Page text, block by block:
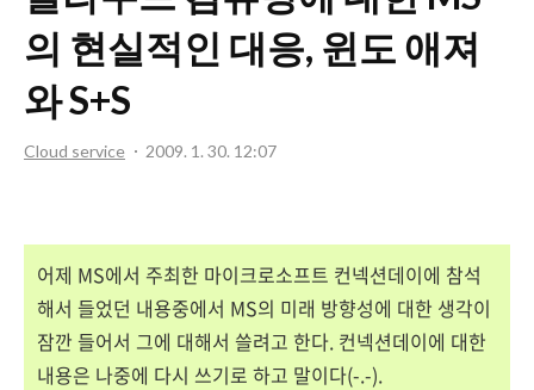
의 현실적인 대응, 윈도 애져
와 S+S
Cloud service 2009. 1. 30. 12:07
어제 MS에서 주최한 마이크로소프트 컨넥션데이에 참석
해서 들었던 내용중에서 MS의 미래 방향성에 대한 생각이
잠깐 들어서 그에 대해서 쓸려고 한다. 컨넥션데이에 대한
내용은 나중에 다시 쓰기로 하고 말이다(-.-).